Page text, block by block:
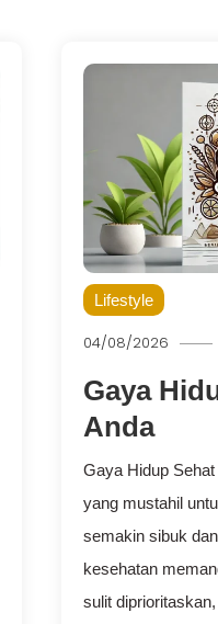
Lifestyle
04/08/2026
Gaya
Anda
Gaya Hidup
yang mustahil
semakin sibuk
kesehatan
sulit